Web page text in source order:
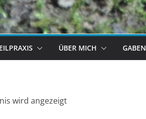
ÜBER MICH GABEN
wird angezeigt